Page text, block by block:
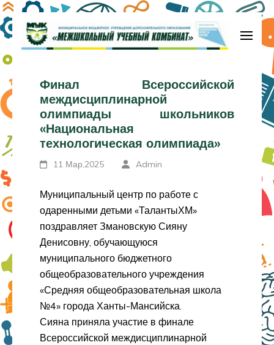
Перейти
к
содержимому
Enter)комбинат»
Финал Всероссийской
междисциплинарной
олимпиады школьников
«Национальная
технологическая олимпиада»
11 Мар,2025 Admin
Муниципальный центр по работе с
одаренными детьми «ТалантыХМ»
поздравляет Змановскую Сияну
Денисовну, обучающуюся
муниципального бюджетного
общеобразовательного учреждения
«Средняя общеобразовательная школа
№4» города Ханты-Мансийска.
Сияна приняла участие в финале
Всероссийской междисциплинарной